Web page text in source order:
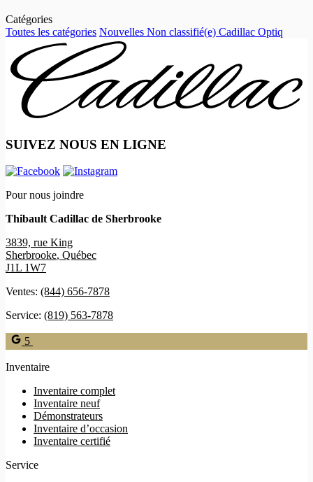
Catégories
Toutes les catégories Nouvelles Non classifié(e) Cadillac Optiq
SUIVEZ NOUS EN LIGNE
Pour nous joindre
Thibault Cadillac de Sherbrooke
3839, rue King
Sherbrooke, Québec
J1L 1W7
Ventes: (844) 656-7878
Service: (819) 563-7878
5
Inventaire
Inventaire complet
Inventaire neuf
Démonstrateurs
Inventaire d’occasion
Inventaire certifié
Service